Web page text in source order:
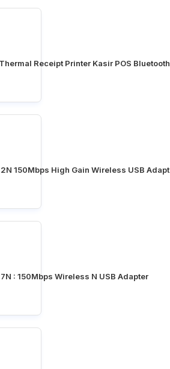
Receipt Printer Kasir POS
150Mbps High Gain Wireless USB
: 150Mbps Wireless N USB Adapter